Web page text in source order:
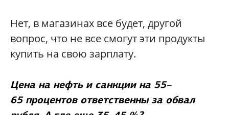
Нет, в магазинах все будет, другой
вопрос, что не все смогут эти продукты
купить на свою зарплату.
Цена на нефть и санкции на 55–
65 процентов ответственны за обвал